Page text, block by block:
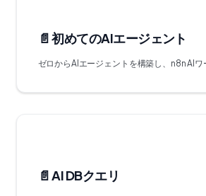
📄️初めてのAIエージェント
📄️ AI DBクエリ